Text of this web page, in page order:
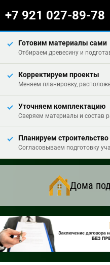
+7 921 027-89-78
Готовим материалы сами
Отбираем древесину и
Корректируем проекты
Меняем планировку,
Уточняем комплектацию
Сверяем материалы и состав
Планируем строительство
Согласовываем подготовку
Дома